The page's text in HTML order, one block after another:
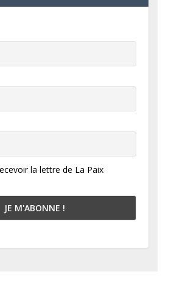
la lettre de La Paix